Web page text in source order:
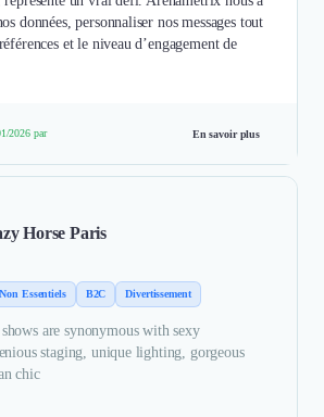
données, personnaliser nos messages tout
et le niveau d’engagement de
2026 par En savoir plus
Horse Paris
Essentiels B2C Divertissement
are synonymous with sexy
staging, unique lighting, gorgeous
chic